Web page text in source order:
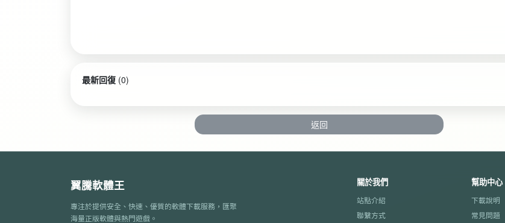
最新回復(0)
返回
翼騰軟體王
專注於提供安全、快速、優質的軟體下載服務，匯聚
海量正版軟體與熱門遊戲。
關於我們
站點介紹
聯繫方式
幫助中心
下載說明
常見問題